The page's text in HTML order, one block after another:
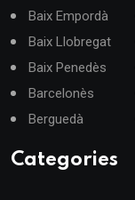
Baix Empordà
Baix Llobregat
Baix Penedès
Barcelonès
Berguedà
Categories